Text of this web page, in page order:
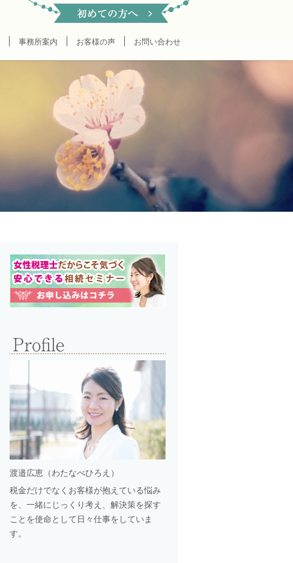
事務所案内 お客様の声 お問い合わせ
渡邉広恵（わたなべひろえ）
税金だけでなくお客様が抱えている悩み
を、一緒にじっくり考え、解決策を探す
ことを使命として日々仕事をしていま
す。